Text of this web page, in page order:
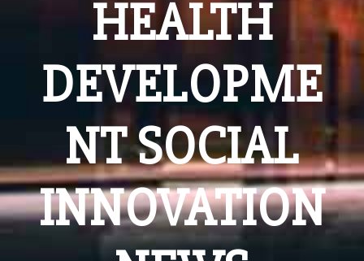
HEALTH
DEVELOPME
NT SOCIAL
INNOVATION